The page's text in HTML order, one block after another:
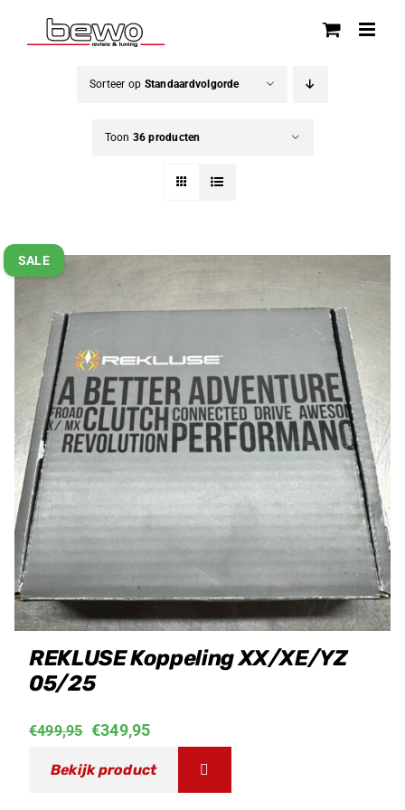
naar
Sorteer op Standaardvolgorde
Toon 36 producten
SALE
REKLUSE Koppeling XX/XE/YZ
05/25
€499,95 Oorspronkelijke
prijs
€349,95Huidige
prijs
Bekijk product